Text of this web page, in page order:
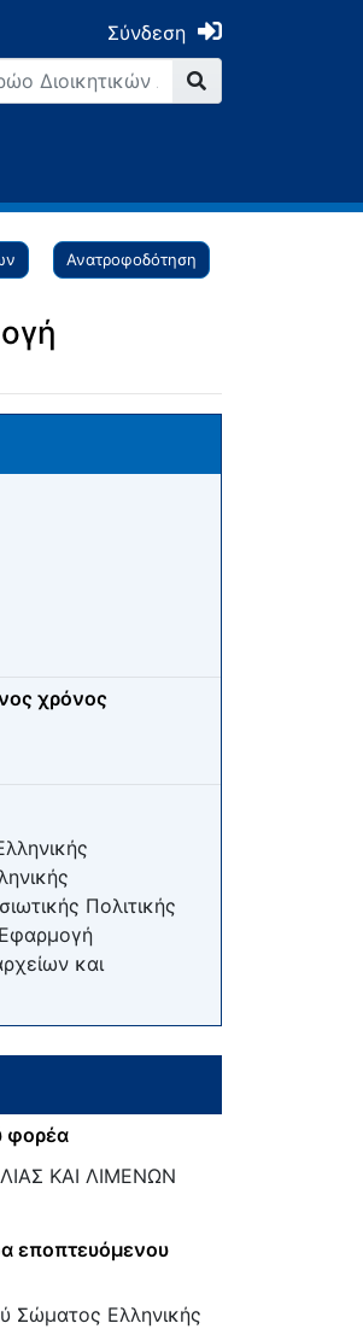
Σύνδεση
Ανατροφοδότηση
χρόνος
Πολιτικής
και
φορέα
ΚΑΙ ΛΙΜΕΝΩΝ
εποπτευόμενου
Σώματος Ελληνικής